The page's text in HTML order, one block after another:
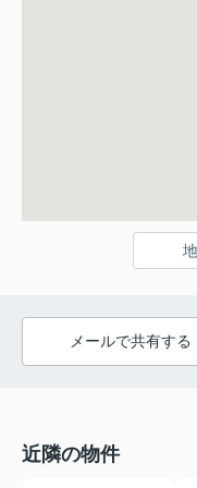
メールで共有する
近隣の物件